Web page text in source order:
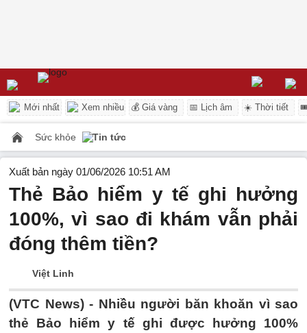
Mới nhất Xem nhiều 💰 Giá vàng 📅 Lịch âm ☀️ Thời tiết
Sức khỏe Tin tức
Xuất bản ngày 01/06/2026 10:51 AM
Thẻ Bảo hiểm y tế ghi hưởng
100%, vì sao đi khám vẫn phải
đóng thêm tiền?
Việt Linh
(VTC News) - Nhiều người băn khoăn vì sao
thẻ Bảo hiểm y tế ghi được hưởng 100%